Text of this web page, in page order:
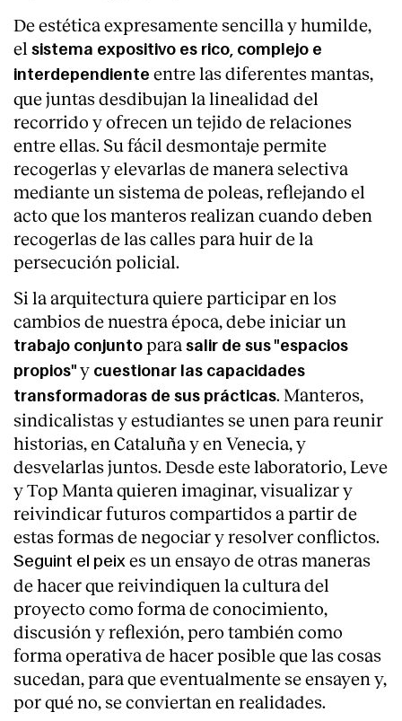
De estética expresamente sencilla y humilde,
el sistema expositivo es rico, complejo e
interdependiente entre las diferentes mantas,
que juntas desdibujan la linealidad del
recorrido y ofrecen un tejido de relaciones
entre ellas. Su fácil desmontaje permite
recogerlas y elevarlas de manera selectiva
mediante un sistema de poleas, reflejando el
acto que los manteros realizan cuando deben
recogerlas de las calles para huir de la
persecución policial.
Si la arquitectura quiere participar en los
cambios de nuestra época, debe iniciar un
trabajo conjunto para salir de sus "espacios
propios" y cuestionar las capacidades
transformadoras de sus prácticas. Manteros,
sindicalistas y estudiantes se unen para reunir
historias, en Cataluña y en Venecia, y
desvelarlas juntos. Desde este laboratorio, Leve
y Top Manta quieren imaginar, visualizar y
reivindicar futuros compartidos a partir de
estas formas de negociar y resolver conflictos.
Seguint el peix es un ensayo de otras maneras
de hacer que reivindiquen la cultura del
proyecto como forma de conocimiento,
discusión y reflexión, pero también como
forma operativa de hacer posible que las cosas
sucedan, para que eventualmente se ensayen y,
por qué no, se conviertan en realidades.